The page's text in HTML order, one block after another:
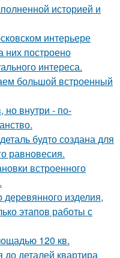
историей и
интерьере
них построено
интереса.
большой встроенный
но внутри - по-
будто создана для
равновесия.
встроенного
деревянного изделия,
этапов работы с
120 кв.
деталей квартира